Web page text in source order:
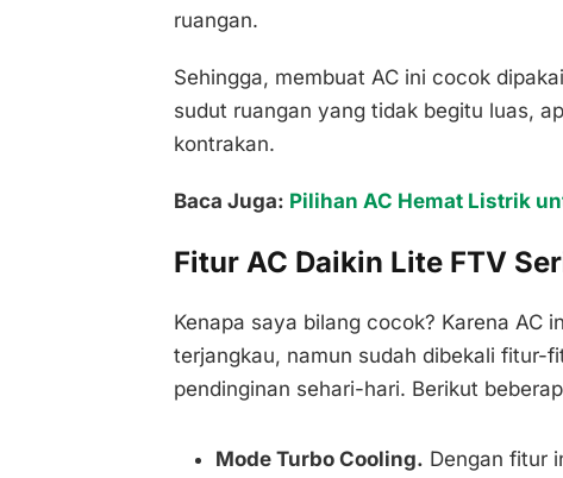
ruangan.
Sehingga, membuat AC ini cocok
sudut ruangan yang tidak begitu luas,
kontrakan.
Baca Juga: Pilihan AC Hemat Listrik
Fitur AC Daikin Lite FTV
Kenapa saya bilang cocok? Karena AC
terjangkau, namun sudah dibekali fitur-
pendinginan sehari-hari. Berikut
Mode Turbo Cooling. Dengan fitur